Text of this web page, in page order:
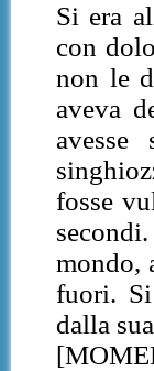
Si era
con
non le
aveva
fosse
mondo,
fuori.
dalla